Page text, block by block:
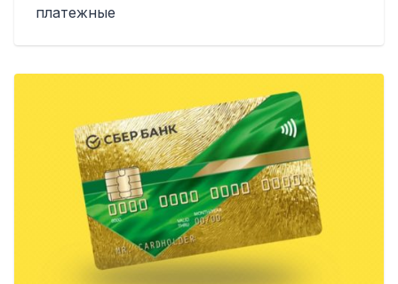
платежные